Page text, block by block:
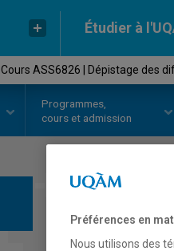
Étudier à
Cours ASS6826 | Dépistage des
Programmes,
cours et admission
Préférences en
Nous utilisons des